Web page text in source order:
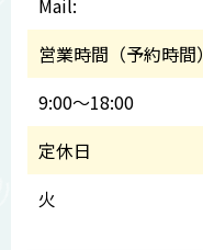
Mail:
営業時間（予約時間）
9:00～18:00
定休日
火